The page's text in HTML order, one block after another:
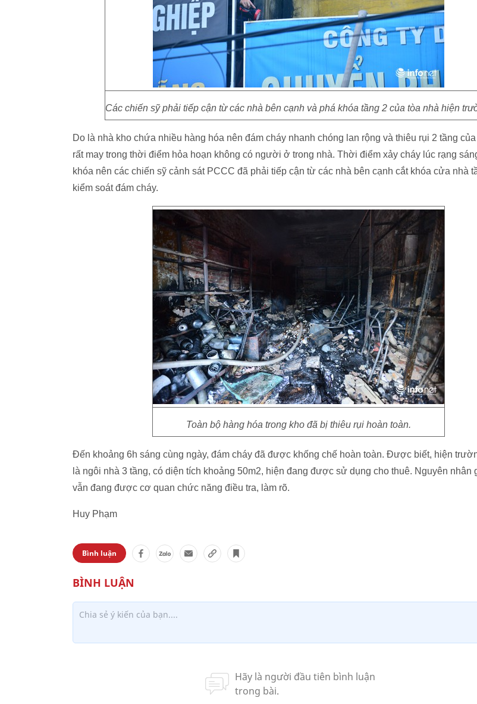
Các chiến sỹ phải tiếp cận từ các nhà bên cạnh và phá khóa tầng 2 của tòa nhà hiện
Do là nhà kho chứa nhiều hàng hóa nên đám cháy nhanh chóng lan rộng và thiêu rụi 2 tầng
rất may trong thời điểm hỏa hoạn không có người ở trong nhà. Thời điểm xảy cháy lúc rạng
khóa nên các chiến sỹ cảnh sát PCCC đã phải tiếp cận từ các nhà bên cạnh cắt khóa cửa nhà
kiểm soát đám cháy.
Toàn bộ hàng hóa trong kho đã bị thiêu rụi hoàn toàn.
Đến khoảng 6h sáng cùng ngày, đám cháy đã được khống chế hoàn toàn. Được biết, hiện
là ngôi nhà 3 tầng, có diện tích khoảng 50m2, hiện đang được sử dụng cho thuê. Nguyên nhân
vẫn đang được cơ quan chức năng điều tra, làm rõ.
Huy Phạm
Bình luận